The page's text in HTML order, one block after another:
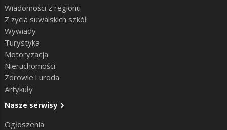
Wiadomości z regionu
Z życia suwalskich szkół
Wywiady
Turystyka
Motoryzacja
Nieruchomości
Zdrowie i uroda
Artykuły
Nasze serwisy
Ogłoszenia